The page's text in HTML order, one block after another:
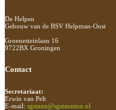
De Helpen
Gebouw van de BSV Helpman-Oost
Groenesteinlaan 16
9722BX Groningen
Contact
Secretariaat:
Erwin van Pelt
E-mail: sgstaun@sgstaunton.nl